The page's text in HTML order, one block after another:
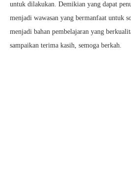
untuk dilakukan. Demikian yang dapat
menjadi wawasan yang bermanfaat untuk
menjadi bahan pembelajaran yang
sampaikan terima kasih, semoga berkah.